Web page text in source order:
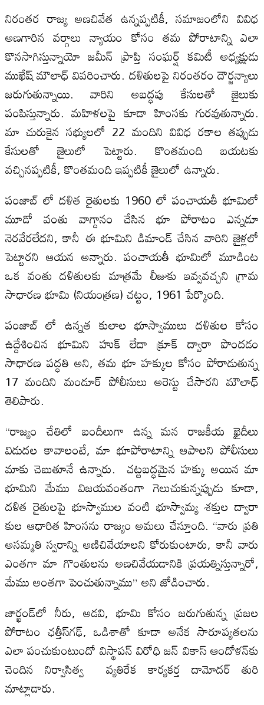
నిరంతర రాజ్య అణచివేత ఉన్నప్పటికీ, సమాజంలోని వివిధ
అణగారిన వర్గాలు న్యాయం కోసం తమ పోరాటాన్ని ఎలా
కొనసాగిస్తున్నాయో జమీన్ ప్రాప్తి సంఘర్ష్ కమిటీ అధ్యక్షుడు
ముఖేష్ మౌలాధ్ వివరించారు. దళితులపై నిరంతరం దౌర్జన్యాలు
జరుగుతున్నాయి. వారిని అబద్ధపు కేసులతో జైలుకు
పంపిస్తున్నారు. మహిళలపై కూడా హింసకు గురవుతున్నారు.
మా చురుకైన సభ్యులలో 22 మందిని వివిధ రకాల తప్పుడు
కేసులతో జైలులో పెట్టారు. కొంతమంది బయటకు
వచ్చినప్పటికీ, కొంతమంది ఇప్పటికీ జైలులో ఉన్నారు.
పంజాబ్ లో దళిత రైతులకు 1960 లో పంచాయతీ భూమిలో
మూడో వంతు వాగ్దానం చేసిన భూ పోరాటం ఎన్నడూ
నెరవేరలేదని, కానీ ఈ భూమిని డిమాండ్ చేసిన వారిని జైళ్లలో
పెట్టారని ఆయన అన్నారు. పంచాయతీ భూమిలో మూడింట
ఒక వంతు దళితులకు మాత్రమే లీజుకు ఇవ్వవచ్చని గ్రామ
సాధారణ భూమి (నియంత్రణ) చట్టం, 1961 పేర్కొంది.
పంజాబ్ లో ఉన్నత కులాల భూస్వాములు దళితుల కోసం
ఉద్దేశించిన భూమిని హుక్ లేదా క్రూక్ ద్వారా పొందడం
సాధారణ పద్ధతి అని, తమ భూ హక్కుల కోసం పోరాడుతున్న
17 మందిని మండూర్ పోలీసులు అరెస్టు చేసారని మౌలాధ్
తెలిపారు.
“రాజ్యం చేతిలో బందీలుగా ఉన్న మన రాజకీయ ఖైదీలు
విడుదల కావాలంటే, మా భూపోరాటాన్ని ఆపాలని పోలీసులు
మాకు చెబుతూనే ఉన్నారు. చట్టబద్ధమైన హక్కు అయిన మా
భూమిని మేము విజయవంతంగా గెలుచుకున్నప్పుడు కూడా,
దళిత రైతులపై భూస్వాముల వంటి భూస్వామ్య శక్తుల ద్వారా
కుల ఆధారిత హింసను రాజ్యం అమలు చేస్తూంది. “వారు ప్రతి
అసమ్మతి స్వరాన్ని అణిచివేయాలని కోరుకుంటారు, కానీ వారు
ఎంతగా మా గొంతులను అణచివేయడానికి ప్రయత్నిస్తున్నారో,
మేము అంతగా పెంచుతున్నాము” అని జోడించారు.
జార్ఖండ్‌లో నీరు, అడవి, భూమి కోసం జరుగుతున్న ప్రజల
పోరాటం ఛత్తీస్‌గఢ్, ఒడిశాతో కూడా అనేక సారూప్యతలను
ఎలా పంచుకుంటుందో విస్థాపన్ విరోధి జన్ వికాస్ ఆందోళన్‌కు
చెందిన నిర్వాసిత్వ వ్యతిరేక కార్యకర్త దామోదర్ తురి
మాట్లాడారు.